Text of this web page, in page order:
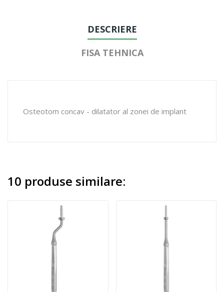
DESCRIERE
FISA TEHNICA
Osteotom concav - dilatator al zonei de implant
10 produse similare: